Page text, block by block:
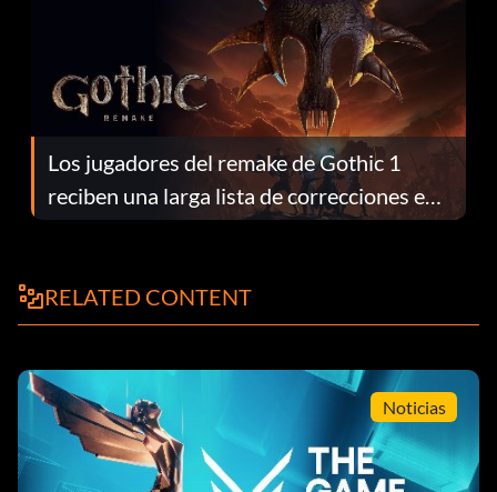
Los jugadores del remake de Gothic 1
reciben una larga lista de correcciones en
el parche 1.0.4
RELATED CONTENT
Noticias